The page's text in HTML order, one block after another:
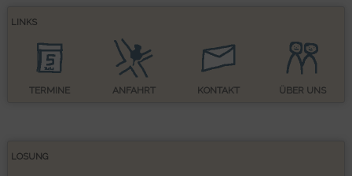
LINKS
TERMINE ANFAHRT KONTAKT ÜBER UNS
LOSUNG